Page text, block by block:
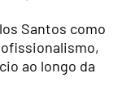
Santos como
ao longo da